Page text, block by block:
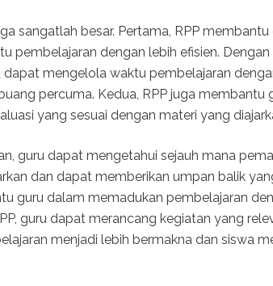
sangatlah besar. Pertama, RPP
pembelajaran dengan lebih efisien.
dapat mengelola waktu pembelajaran
percuma. Kedua, RPP juga membantu
yang sesuai dengan materi yang
guru dapat mengetahui sejauh mana
dan dapat memberikan umpan balik
guru dalam memadukan pembelajaran
guru dapat merancang kegiatan yang
menjadi lebih bermakna dan siswa